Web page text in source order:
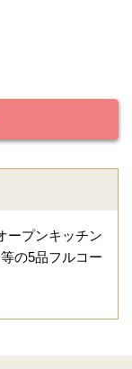
ープンキッチン
の5品フルコー